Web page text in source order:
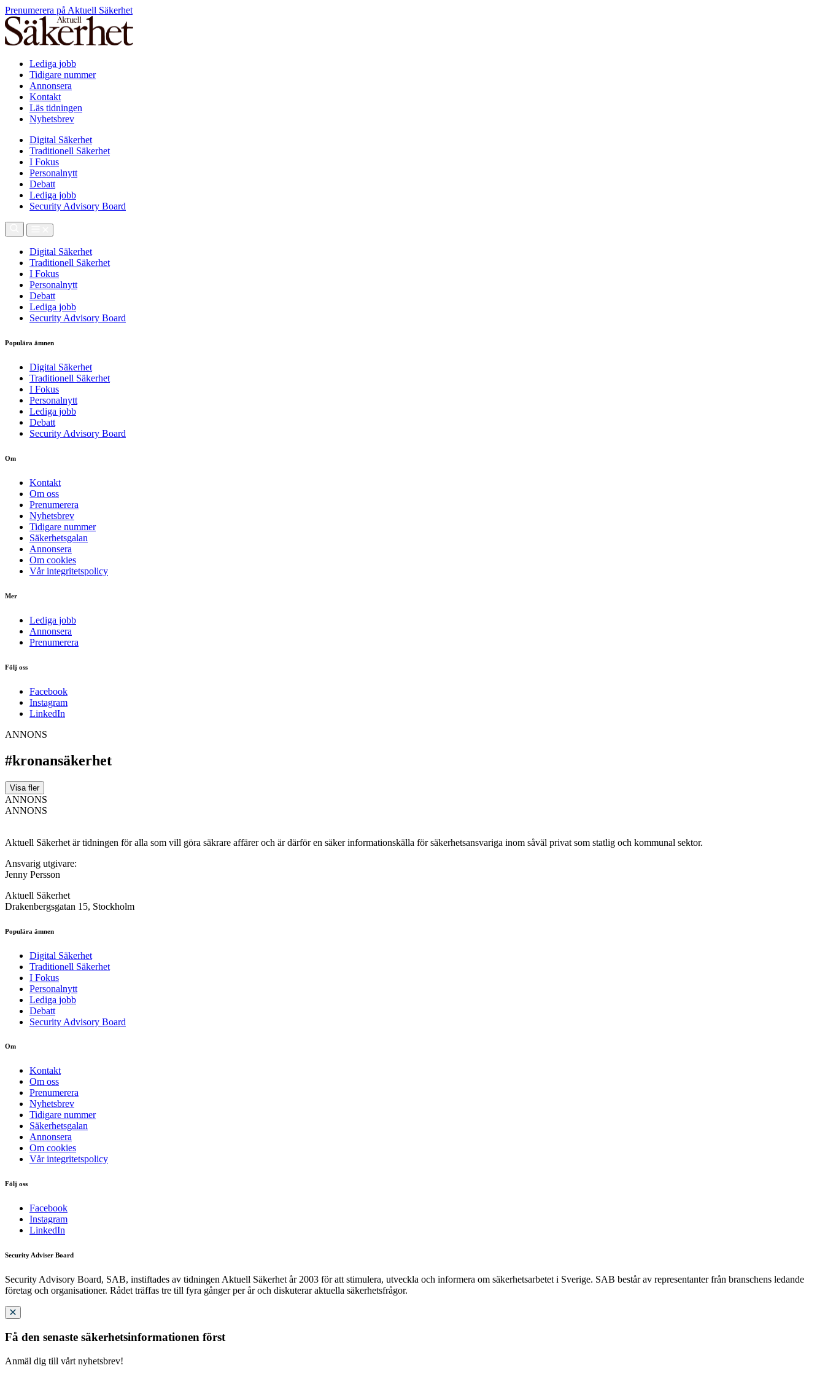
Prenumerera på Aktuell Säkerhet
Lediga jobb
Tidigare nummer
Annonsera
Kontakt
Läs tidningen
Nyhetsbrev
Digital Säkerhet
Traditionell Säkerhet
I Fokus
Personalnytt
Debatt
Lediga jobb
Security Advisory Board
Digital Säkerhet
Traditionell Säkerhet
I Fokus
Personalnytt
Debatt
Lediga jobb
Security Advisory Board
Populära ämnen
Digital Säkerhet
Traditionell Säkerhet
I Fokus
Personalnytt
Lediga jobb
Debatt
Security Advisory Board
Om
Kontakt
Om oss
Prenumerera
Nyhetsbrev
Tidigare nummer
Säkerhetsgalan
Annonsera
Om cookies
Vår integritetspolicy
Mer
Lediga jobb
Annonsera
Prenumerera
Följ oss
Facebook
Instagram
LinkedIn
ANNONS
#kronansäkerhet
Visa fler
ANNONS
ANNONS
Aktuell Säkerhet är tidningen för alla som vill göra säkrare affärer och är därför en säker informationskälla för säkerhets­ansvariga inom såväl privat som statlig och kommunal sektor.
Ansvarig utgivare:
Jenny Persson
Aktuell Säkerhet
Drakenbergsgatan 15, Stockholm
Populära ämnen
Digital Säkerhet
Traditionell Säkerhet
I Fokus
Personalnytt
Lediga jobb
Debatt
Security Advisory Board
Om
Kontakt
Om oss
Prenumerera
Nyhetsbrev
Tidigare nummer
Säkerhetsgalan
Annonsera
Om cookies
Vår integritetspolicy
Följ oss
Facebook
Instagram
LinkedIn
Security Adviser Board
Security Advisory Board, SAB, instiftades av tidningen Aktuell Säkerhet år 2003 för att stimulera, utveckla och informera om säkerhetsarbetet i Sverige. SAB består av representanter från branschens ledande
företag och organisationer. Rådet träffas tre till fyra gånger per år och diskuterar aktuella säkerhetsfrågor.
Få den senaste säkerhetsinformationen först
Anmäl dig till vårt nyhetsbrev!